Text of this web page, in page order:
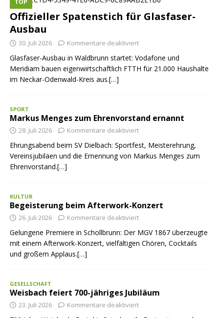
Offizieller Spatenstich für Glasfaser-
Ausbau
TOP
30. Juli 2026 Kommentare deaktiviert
Glasfaser-Ausbau in Waldbrunn startet: Vodafone und
Meridiam bauen eigenwirtschaftlich FTTH für 21.000 Haushalte
im Neckar-Odenwald-Kreis aus.[…]
SPORT
Markus Menges zum Ehrenvorstand ernannt
28. Juli 2026 Kommentare deaktiviert
Ehrungsabend beim SV Dielbach: Sportfest, Meisterehrung,
Vereinsjubiläen und die Ernennung von Markus Menges zum
Ehrenvorstand.[…]
KULTUR
Begeisterung beim Afterwork-Konzert
26. Juli 2026 Kommentare deaktiviert
Gelungene Premiere in Schollbrunn: Der MGV 1867 überzeugte
mit einem Afterwork-Konzert, vielfältigen Chören, Cocktails
und großem Applaus.[…]
GESELLSCHAFT
Weisbach feiert 700-jähriges Jubiläum
23. Juli 2026 Kommentare deaktiviert